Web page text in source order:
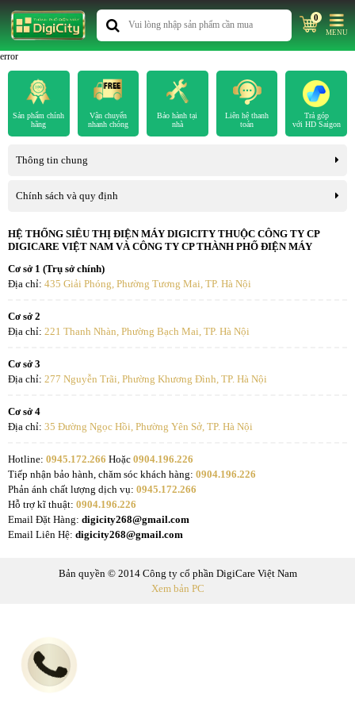
0
MENU
error
Sản phẩm chính
hãng
Vận chuyển
nhanh chóng
Bảo hành tại
nhà
Liên hệ thanh
toán
Trả góp
với HD Saigon
Thông tin chung
Chính sách và quy định
HỆ THỐNG SIÊU THỊ ĐIỆN MÁY DIGICITY THUỘC CÔNG TY CP
DIGICARE VIỆT NAM VÀ CÔNG TY CP THÀNH PHỐ ĐIỆN MÁY
Cơ sở 1 (Trụ sở chính)
Địa chỉ: 435 Giải Phóng, Phường Tương Mai, TP. Hà Nội
Cơ sở 2
Địa chỉ: 221 Thanh Nhàn, Phường Bạch Mai, TP. Hà Nội
Cơ sở 3
Địa chỉ: 277 Nguyễn Trãi, Phường Khương Đình, TP. Hà Nội
Cơ sở 4
Địa chỉ: 35 Đường Ngọc Hồi, Phường Yên Sở, TP. Hà Nội
Hotline: 0945.172.266 Hoặc 0904.196.226
Tiếp nhận bảo hành, chăm sóc khách hàng: 0904.196.226
Phản ánh chất lượng dịch vụ: 0945.172.266
Hỗ trợ kĩ thuật: 0904.196.226
Email Đặt Hàng: digicity268@gmail.com
Email Liên Hệ: digicity268@gmail.com
Bản quyền © 2014 Công ty cổ phần DigiCare Việt Nam
Xem bản PC